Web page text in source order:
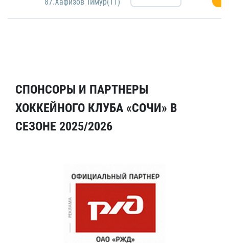
СПОНСОРЫ И ПАРТНЕРЫ
ХОККЕЙНОГО КЛУБА «СОЧИ» В
СЕЗОНЕ 2025/2026